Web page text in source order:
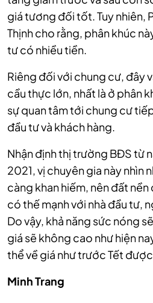
giá tương đối tốt. Tuy nhiên,
Thịnh cho rằng, phân khúc
tư có nhiều tiền.
Riêng đối với chung cư, đây
cầu thực lớn, nhất là ở phân
sự quan tâm tới chung cư
đầu tư và khách hàng.
Nhận định thị trường BĐS từ
2021, vị chuyên gia này nhìn
càng khan hiếm, nên đất nền
có thế mạnh với nhà đầu tư,
Do vậy, khả năng sức nóng
giá sẽ không cao như hiện
thể về giá như trước Tết
Minh Trang